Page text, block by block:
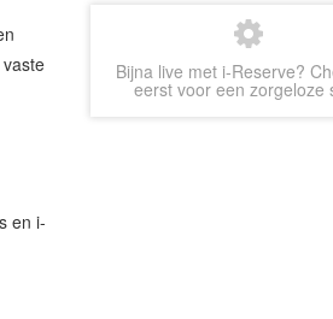
en i-
Bijna live met i-Reserve?
eerst voor een zorgeloze